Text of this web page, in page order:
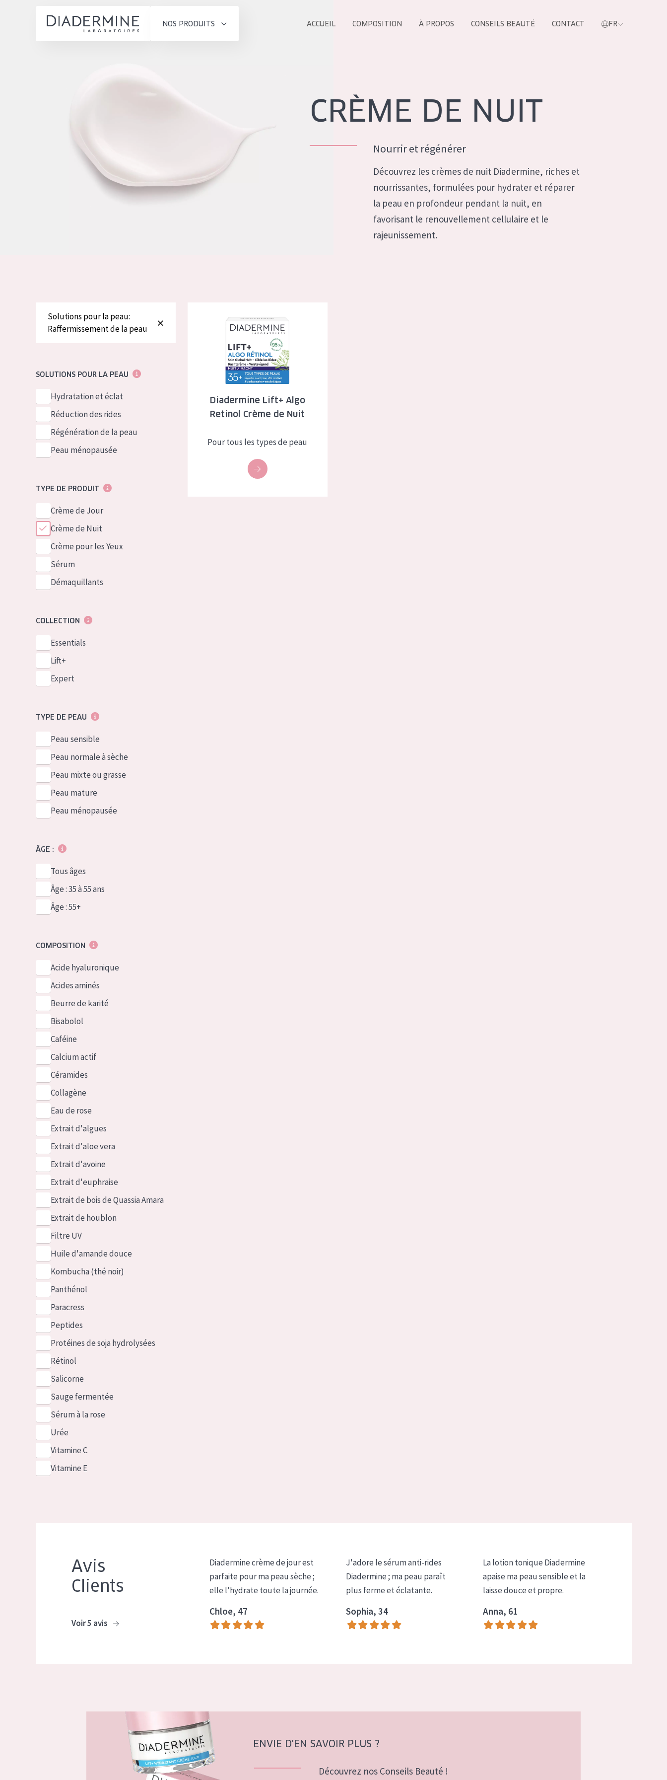
NOS PRODUITS
Peau ménopausée
TYPE DE PEAU
Voir tous les produits
TOUS LES PRODUIT
ACCUEIL COMPOSITION À PROPOS CONSEILS BEAUTÉ CONTACT FR
CRÈME DE NUIT
Nourrir et régénérer
Découvrez les crèmes de nuit Diadermine, riches et
nourrissantes, formulées pour hydrater et réparer
la peau en profondeur pendant la nuit, en
favorisant le renouvellement cellulaire et le
rajeunissement.
Solutions pour la peau:
Raffermissement de la peau
SOLUTIONS POUR LA PEAU
Hydratation et éclat
Réduction des rides
Régénération de la peau
Peau ménopausée
TYPE DE PRODUIT
Crème de Jour
Crème de Nuit
Crème pour les Yeux
Sérum
Démaquillants
COLLECTION
Essentials
Lift+
Expert
TYPE DE PEAU
Peau sensible
Peau normale à sèche
Peau mixte ou grasse
Peau mature
Peau ménopausée
ÂGE :
Tous âges
Âge : 35 à 55 ans
Âge : 55+
COMPOSITION
Acide hyaluronique
Acides aminés
Beurre de karité
Bisabolol
Caféine
Calcium actif
Céramides
Collagène
Eau de rose
Extrait d'algues
Extrait d'aloe vera
Extrait d'avoine
Extrait d'euphraise
Extrait de bois de Quassia Amara
Extrait de houblon
Filtre UV
Huile d'amande douce
Kombucha (thé noir)
Panthénol
Paracress
Peptides
Protéines de soja hydrolysées
Rétinol
Salicorne
Sauge fermentée
Sérum à la rose
Urée
Vitamine C
Vitamine E
Diadermine Lift+ Algo
Retinol Crème de Nuit
Pour tous les types de peau
Avis
Clients
Voir 5 avis
Diadermine crème de jour est
parfaite pour ma peau sèche ;
elle l'hydrate toute la journée.
Chloe, 47
J'adore le sérum anti-rides
Diadermine ; ma peau paraît
plus ferme et éclatante.
Sophia, 34
La lotion tonique Diadermine
apaise ma peau sensible et la
laisse douce et propre.
Anna, 61
ENVIE D'EN SAVOIR PLUS ?
Découvrez nos Conseils Beauté !